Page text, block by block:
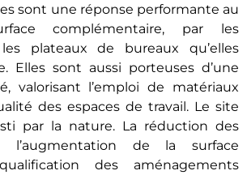
sont une réponse performante au
complémentaire, par les
plateaux de bureaux qu’elles
Elles sont aussi porteuses d’une
valorisant l’emploi de matériaux
des espaces de travail. Le site
par la nature. La réduction des
l’augmentation de la surface
des aménagements